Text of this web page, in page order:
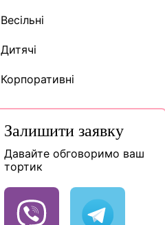
Весільні
Дитячі
Корпоративні
Залишити заявку
Давайте обговоримо ваш
тортик